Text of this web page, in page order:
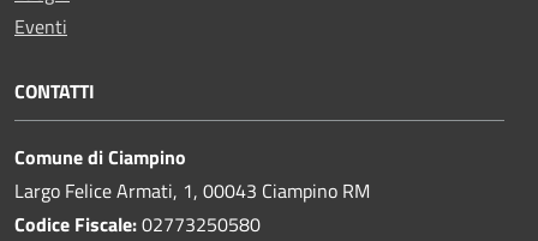
Eventi
CONTATTI
Comune di Ciampino
Largo Felice Armati, 1, 00043 Ciampino RM
Codice Fiscale:02773250580